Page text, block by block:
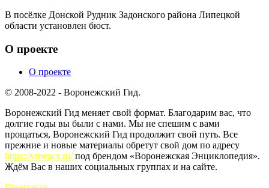
В посёлке Донской Рудник Задонского района Липецкой
области установлен бюст.
О проекте
О проекте
© 2008-2022 - Воронежский Гид.
Воронежский Гид меняет свой формат. Благодарим вас, что
долгие годы вы были с нами. Мы не спешим с вами
прощаться, Воронежский Гид продолжит свой путь. Все
прежние и новые материалы обретут свой дом по адресу
https://vrnency.ru/под брендом «Воронежская Энциклопедия».
Ждём Вас в наших социальных группах и на сайте.